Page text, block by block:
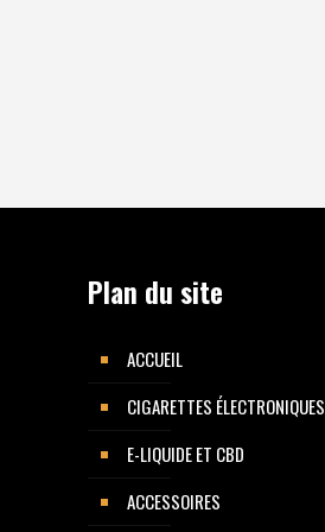
Plan du site
ACCUEIL
CIGARETTES ÉLECTRONIQUES
E-LIQUIDE ET CBD
ACCESSOIRES